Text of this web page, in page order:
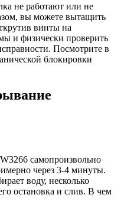
не работают или не
вы можете вытащить
винты на
и физически проверить
Посмотрите в
блокировки
самопроизвольно
через 3-4 минуты.
воду, несколько
остановка и слив. В чем